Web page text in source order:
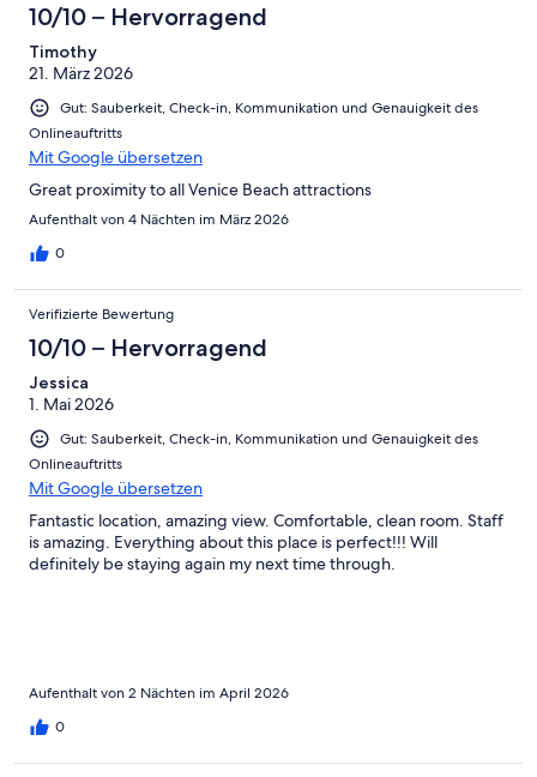
10/10 – Hervorragend
Timothy
21. März 2026
Gut: Sauberkeit, Check-in, Kommunikation und Genauigkeit des
Onlineauftritts
Mit Google übersetzen
Great proximity to all Venice Beach attractions
Aufenthalt von 4 Nächten im März 2026
0
Verifizierte Bewertung
10/10 – Hervorragend
Jessica
1. Mai 2026
Gut: Sauberkeit, Check-in, Kommunikation und Genauigkeit des
Onlineauftritts
Mit Google übersetzen
Fantastic location, amazing view. Comfortable, clean room. Staff
is amazing. Everything about this place is perfect!!! Will
definitely be staying again my next time through.
Aufenthalt von 2 Nächten im April 2026
0